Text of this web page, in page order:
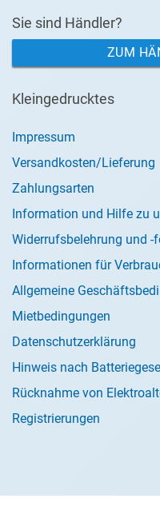
Sie sind Händler?
ZUM
Kleingedrucktes
Impressum
Versandkosten/Lieferung
Zahlungsarten
Information und Hilfe zu
Widerrufsbelehrung und -
Informationen für
Allgemeine
Mietbedingungen
Datenschutzerklärung
Hinweis nach
Rücknahme von
Registrierungen